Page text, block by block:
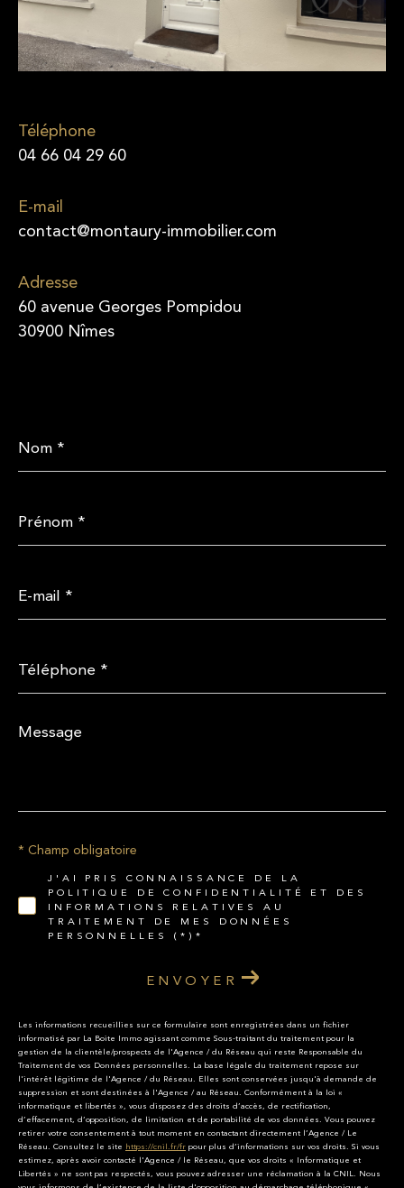
Téléphone
04 66 04 29 60
E-mail
contact@montaury-immobilier.com
Adresse
60 avenue Georges Pompidou
30900 Nîmes
*
*
mail
*
*
Message
*
J'AI PRIS CONNAISSANCE DE LA
POLITIQUE DE CONFIDENTIALITÉ ET DES
INFORMATIONS RELATIVES AU
TRAITEMENT DE MES DONNÉES
PERSONNELLES (*)*
* Champ obligatoire
ENVOYER
Les informations recueillies sur ce formulaire sont enregistrées dans un fichier
informatisé par La Boite Immo agissant comme Sous-traitant du traitement pour la
gestion de la clientèle/prospects de l'Agence / du Réseau qui reste Responsable du
Traitement de vos Données personnelles. La base légale du traitement repose sur
l'intérêt légitime de l'Agence / du Réseau. Elles sont conservées jusqu'à demande de
suppression et sont destinées à l'Agence / au Réseau. Conformément à la loi «
informatique et libertés », vous disposez des droits d’accès, de rectification,
d’effacement, d’opposition, de limitation et de portabilité de vos données. Vous pouvez
retirer votre consentement à tout moment en contactant directement l’Agence / Le
Réseau. Consultez le site https://cnil.fr/fr pour plus d’informations sur vos droits. Si vous
estimez, après avoir contacté l'Agence / le Réseau, que vos droits « Informatique et
Libertés » ne sont pas respectés, vous pouvez adresser une réclamation à la CNIL. Nous